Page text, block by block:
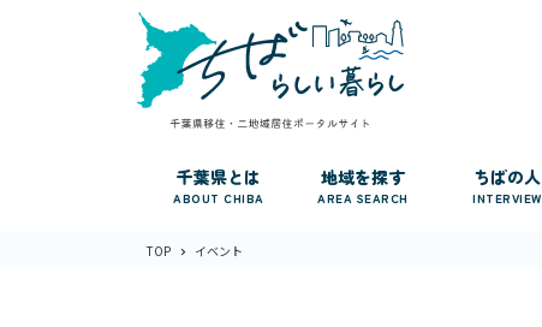
千葉県とは
ABOUT CHIBA
地域を探す
AREA SEARCH
ちばの人
INTERVIEW
TOP イベント